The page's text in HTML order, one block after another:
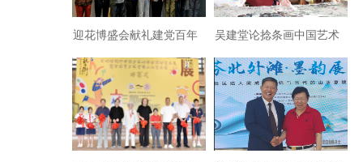
迎花博盛会献礼建党百年
书画作品展上海开幕
吴建堂论捻条画中国艺术